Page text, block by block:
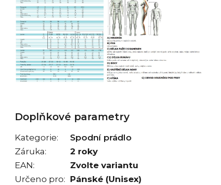
Doplňkové parametry
Kategorie:
Spodní prádlo
Záruka:
2 roky
EAN:
Zvolte variantu
Určeno pro: Pánské (Unisex)